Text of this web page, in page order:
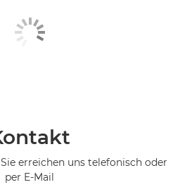
erreichen uns telefonisch oder
per E-Mail